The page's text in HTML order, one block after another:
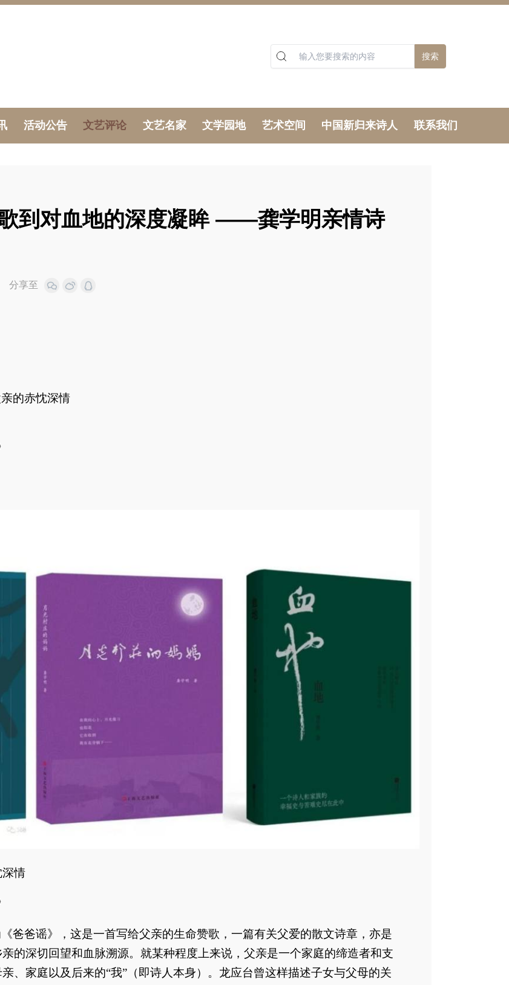
搜索
活动公告 文艺评论 文艺名家 文学园地 艺术空间 中国新归来诗人 联系我们
到对血地的深度凝眸 ——龚学明亲情诗
分享至
的赤忱深情
情
爸爸谣》，这是一首写给父亲的生命赞歌，一篇有关父爱的散文诗章，亦是
的深切回望和血脉溯源。就某种程度上来说，父亲是一个家庭的缔造者和支
、家庭以及后来的“我”（即诗人本身）。龙应台曾这样描述子女与父母的关